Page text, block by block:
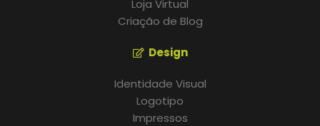
Loja Virtual
Criação de Blog
Design
Identidade Visual
Logotipo
Impressos